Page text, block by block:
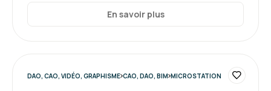
En savoir plus
DAO, CAO, VIDÉO, GRAPHISME CAO, DAO, BIM MICROSTATION